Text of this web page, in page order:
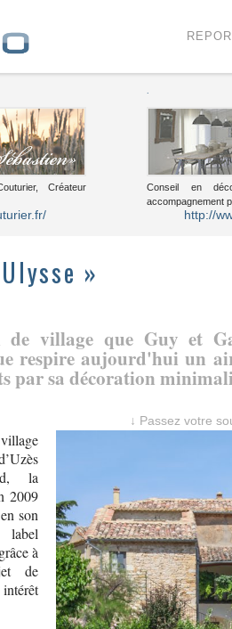
Créateur
Conseil en
accompagnement
http://
»
de village que Guy et
respire aujourd'hui un
par sa décoration
↓ Passez votre
la
2009
son
label
à
de